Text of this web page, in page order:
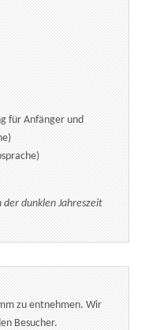
für Anfänger und
dunklen Jahreszeit
zu entnehmen. Wir
Besucher.